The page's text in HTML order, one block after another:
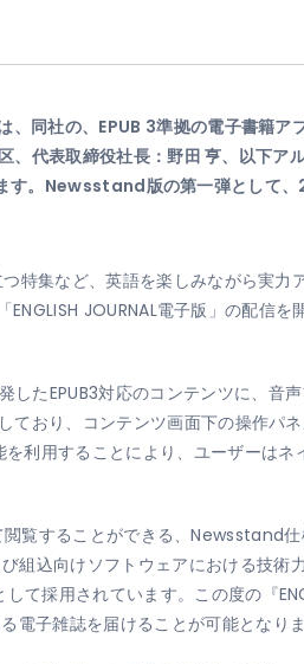
同社の、EPUB 3準拠の電子書籍ア
代表取締役社長：野田 亨、以下ア
す。Newsstand版の第一弾として
特集など、英語を楽しみながら実力
JOURNAL電子版」の配信を
たEPUB3対応のコンテンツに、音
ており、コンテンツ画面下の操作パ
利用することにより、ユーザーは
覧することができる、Newsstand
組込向けソフトウェアにおける技術
採用されています。この度の『
電子雑誌を届けることが可能となりま